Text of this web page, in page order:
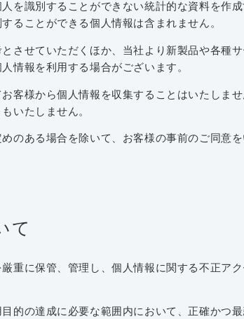
を識別することができない統計的な資料を作
ることができる個人情報は含まれません。
させていただくほか、当社より新製品や各種
情報を利用する場合がございます。
客様から個人情報を収集することはいたしま
いたしません。
のある場合を除いて、お客様の事前のご同意
て
重に保管、管理し、個人情報に関する不正ア
の達成に必要な範囲内において、正確かつ